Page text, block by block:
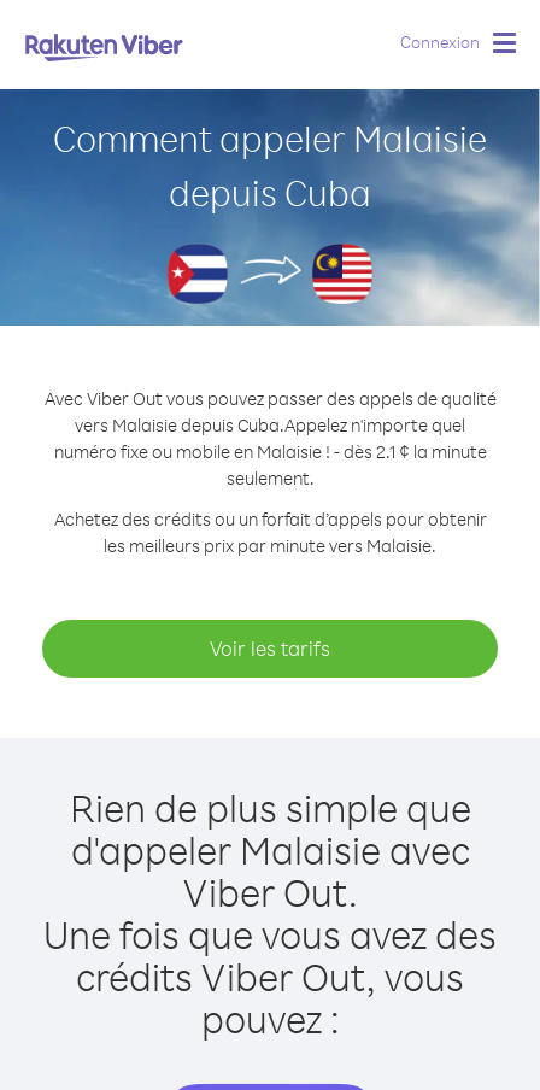
Connexion
Comment appeler Malaisie
depuis Cuba
Avec Viber Out vous pouvez passer des appels de qualité
vers Malaisie depuis Cuba.Appelez n'importe quel
numéro fixe ou mobile en Malaisie ! - dès 2.1 ¢ la minute
seulement.
Achetez des crédits ou un forfait d’appels pour obtenir
les meilleurs prix par minute vers Malaisie.
Voir les tarifs
Rien de plus simple que
d'appeler Malaisie avec
Viber Out.
Une fois que vous avez des
crédits Viber Out, vous
pouvez :